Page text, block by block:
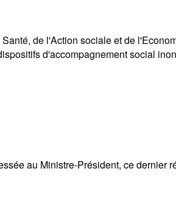
de l'Action sociale et de
d'accompagnement social
au Ministre-Président, ce dernier